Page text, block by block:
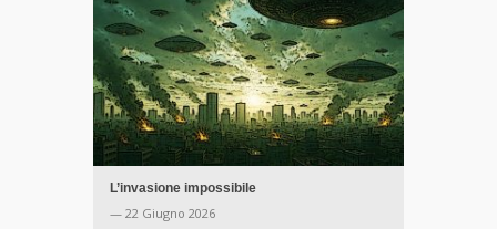
L’invasione impossibile
— 22 Giugno 2026